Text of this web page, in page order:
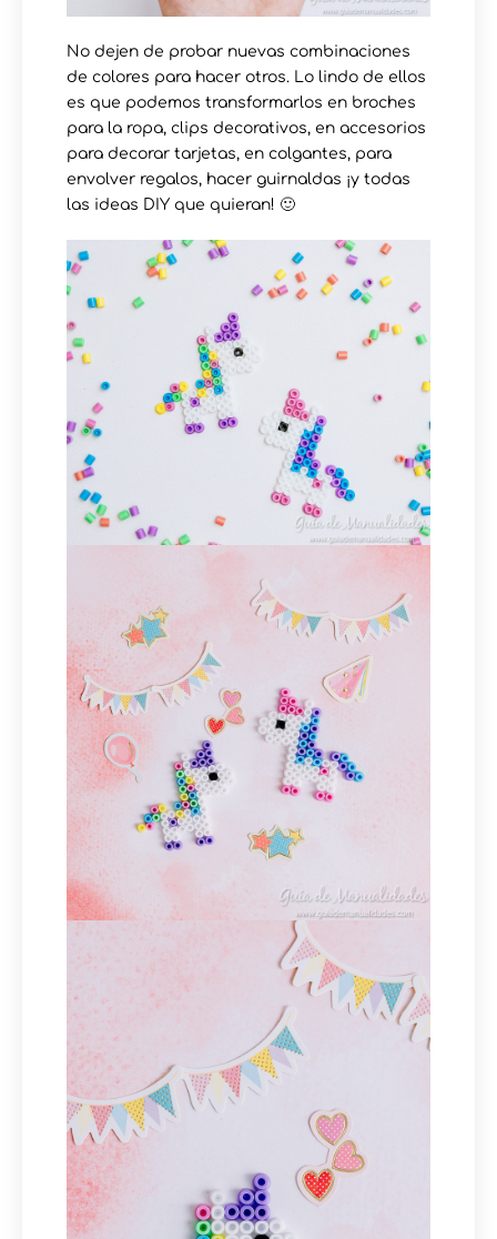
No dejen de probar nuevas combinaciones
de colores para hacer otros. Lo lindo de ellos
es que podemos transformarlos en broches
para la ropa, clips decorativos, en accesorios
para decorar tarjetas, en colgantes, para
envolver regalos, hacer guirnaldas ¡y todas
las ideas DIY que quieran! 🙂